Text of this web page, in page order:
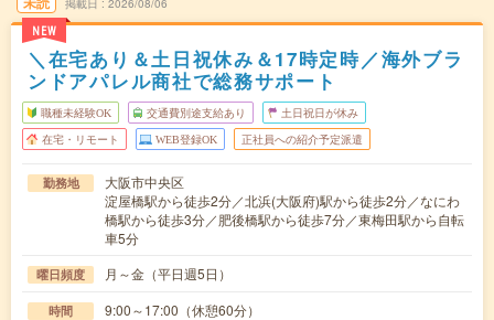
NEW
掲載日 2026/08/06
＼在宅あり＆土日祝休み＆17時定時／海外ブラ
ンドアパレル商社で総務サポート
職種未経験OK 交通費別途支給あり 土日祝日が休み
在宅・リモート WEB登録OK 正社員への紹介予定派遣
勤務地
大阪市中央区
淀屋橋駅から徒歩2分／北浜(大阪府)駅から徒歩2分／なにわ
橋駅から徒歩3分／肥後橋駅から徒歩7分／東梅田駅から自転
車5分
曜日頻度 月～金（平日週5日）
時間 9:00～17:00（休憩60分）